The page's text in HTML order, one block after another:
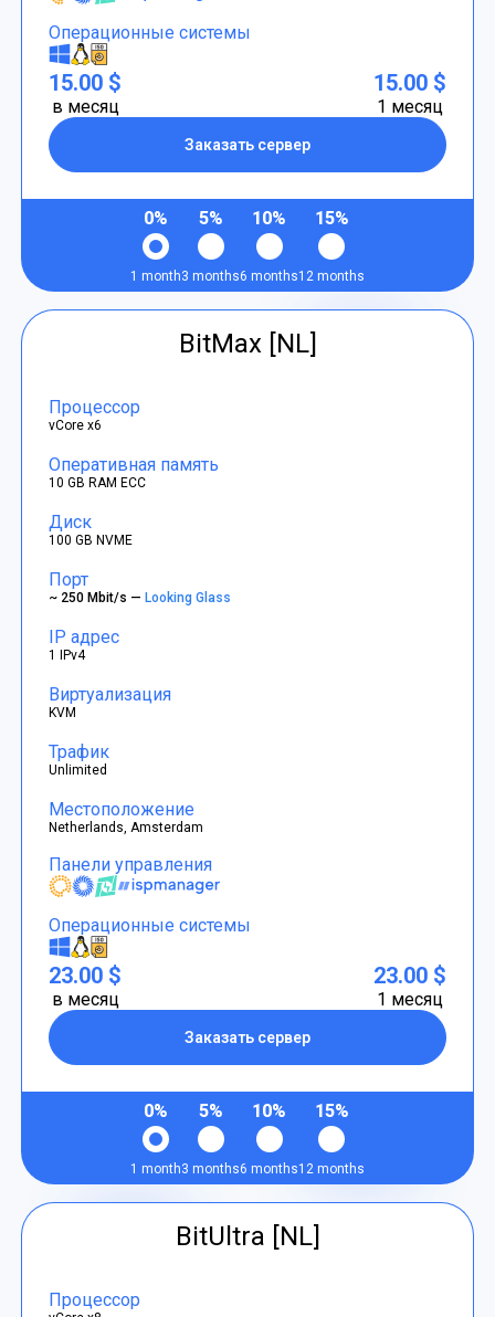
Операционные системы
15.00 $
в месяц
Заказать сервер
15.00 $
1 месяц
0%
1 month
5%
3 months
10%
6 months
15%
12 months
BitMax [NL]
Процессор
vCore x6
Оперативная память
10 GB RAM ECC
Диск
100 GB NVME
Порт
~ 250 Mbit/s —Looking Glass
IP адрес
1 IPv4
Виртуализация
KVM
Трафик
Unlimited
Местоположение
Netherlands, Amsterdam
Панели управления
Операционные системы
23.00 $
в месяц
Заказать сервер
23.00 $
1 месяц
0%
1 month
5%
3 months
10%
6 months
15%
12 months
BitUltra [NL]
Процессор